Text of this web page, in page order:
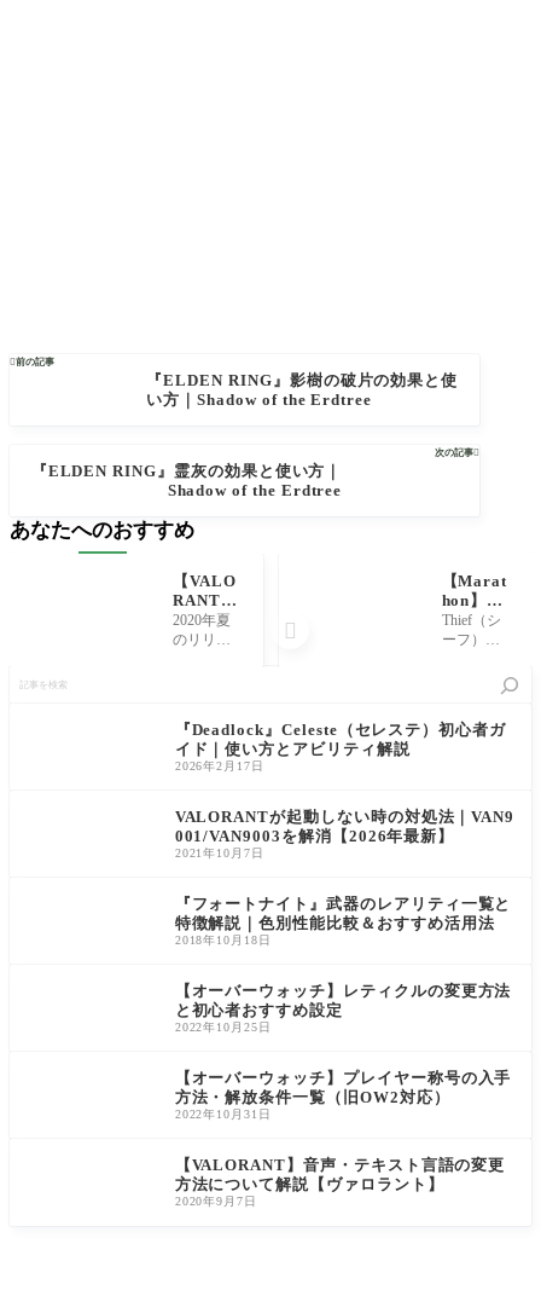
前の記事
『ELDEN RING』影樹の破片の効果と使
い方｜Shadow of the Erdtree
次の記事
『ELDEN RING』霊灰の効果と使い方｜
Shadow of the Erdtree
『Deadlock』Celeste（セレステ）初心者ガ
イド｜使い方とアビリティ解説
2026年2月17日
VALORANTが起動しない時の対処法｜VAN9
001/VAN9003を解消【2026年最新】
2021年10月7日
『フォートナイト』武器のレアリティ一覧と
特徴解説｜色別性能比較＆おすすめ活用法
2018年10月18日
【オーバーウォッチ】レティクルの変更方法
と初心者おすすめ設定
2022年10月25日
【オーバーウォッチ】プレイヤー称号の入手
方法・解放条件一覧（旧OW2対応）
2022年10月31日
【VALORANT】音声・テキスト言語の変更
方法について解説【ヴァロラント】
2020年9月7日
あなたへのおすすめ
【VALO
RANT】
ゲーム内
にFPS:フ
ァロラン
ト】
2020年夏
のリリー
が実施さ
れているRi
otの新作シ
ゲーム『V
ALORAN
T』。今回
【Marat
hon】Th
ief（シー
フ）の使
み・弱み
と立ち回
り解説
Thief（シ
ーフ）は
n』に登場
するRunner
Shellのひ
とつで、
力を活か
した潜
敵
